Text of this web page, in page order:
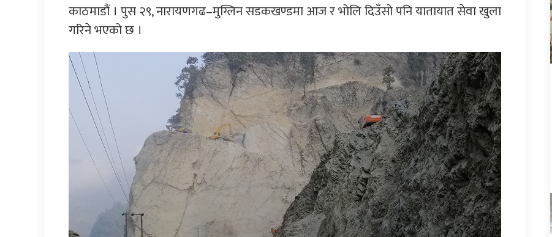
काठमाडौं । पुस २९, नारायणगढ–मुग्लिन सडकखण्डमा आज र भोलि दिउँसो पनि यातायात सेवा खुला
गरिने भएको छ ।